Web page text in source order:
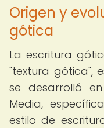
Origen y
gótica
La escritura
"textura gótica",
se desarrolló
Media,
estilo de